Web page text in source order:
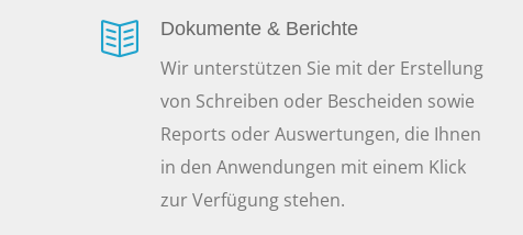
Dokumente & Berichte
Wir unterstützen Sie mit der Erstellung
von Schreiben oder Bescheiden sowie
Reports oder Auswertungen, die Ihnen
in den Anwendungen mit einem Klick
zur Verfügung stehen.